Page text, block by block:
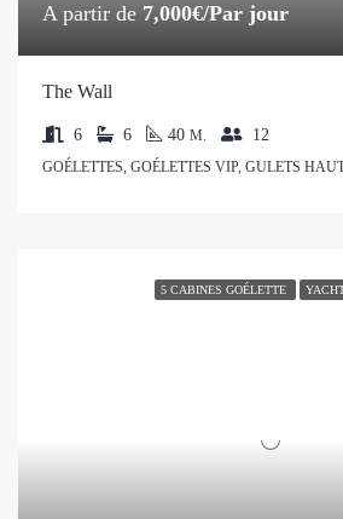
A partir de 7,000€/Par jour
The Wall
6 6 40 M. 12
GOÉLETTES, GOÉLETTES VIP, GULETS
5 CABINES GOÉLETTE